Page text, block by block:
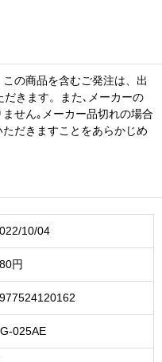
の商品を含むご発注は、出
きます。また､メーカーの
せん｡メーカー品切れの場合
だきますことをあらかじめ
10/04
円
025AE